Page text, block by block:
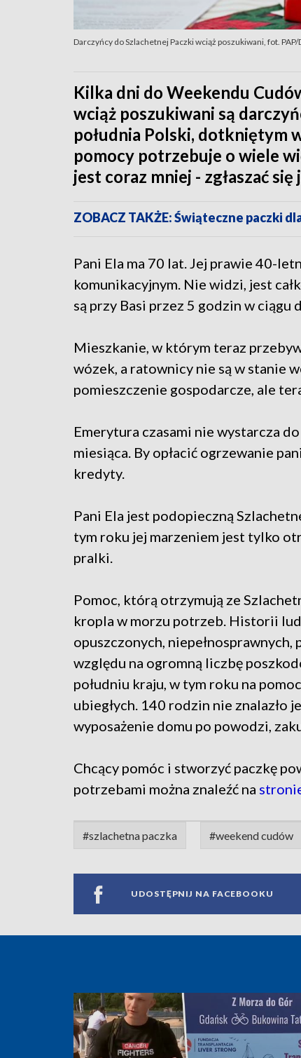
Darczyńcy do Szlachetnej Paczki wciąż poszukiwani, fot.
Kilka dni do Weekendu
wciąż poszukiwani są
południa Polski, dotkniętym
pomocy potrzebuje o wiele
jest coraz mniej - zgłaszać
ZOBACZ TAKŻE: Świąteczne paczki
Pani Ela ma 70 lat. Jej prawie 40-
komunikacyjnym. Nie widzi, jest
są przy Basi przez 5 godzin w ciągu
Mieszkanie, w którym teraz
wózek, a ratownicy nie są w stanie
pomieszczenie gospodarcze, ale
Emerytura czasami nie wystarcza
miesiąca. By opłacić ogrzewanie
kredyty.
Pani Ela jest podopieczną
tym roku jej marzeniem jest tylko
pralki.
Pomoc, którą otrzymują ze
kropla w morzu potrzeb. Historii
opuszczonych,
względu na ogromną liczbę
południu kraju, w tym roku na
ubiegłych. 140 rodzin nie znalazło
wyposażenie domu po powodzi,
Chcący pomóc i stworzyć paczkę
potrzebami można znaleźć na
#szlachetna paczka #weekend cudów
UDOSTĘPNIJ NA FACEBOOKU